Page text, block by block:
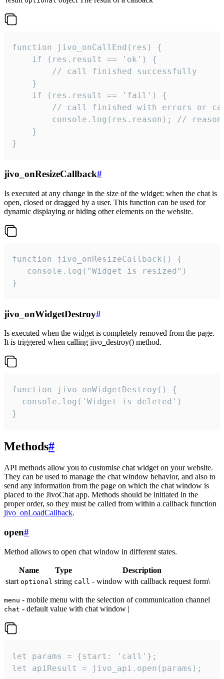
function jivo_onCallEnd(res) {
    if (res.result == 'ok') {
        // call finished successfully
    }
    if (res.result == 'fail') {
// call finished with errors or
console.log(res.reason); //
    }
}
jivo_onResizeCallback#
Is executed at any change in the size of the widget: when the chat is
open, closed or dragged by a user. This function can be used for
dynamic displaying or hiding other elements on the website.
function jivo_onResizeCallback() {
   console.log("Widget is resized")
}
jivo_onWidgetDestroy#
Is executed when the widget is completely removed from the page.
It is triggered when calling jivo_destroy() method.
function jivo_onWidgetDestroy() {
  console.log('Widget is deleted')
}
Methods#
API methods allow you to customise chat widget on your website.
They can be used to manage the chat window behavior, and also to
send any information from the page on which the chat window is
placed to the JivoChat app. Methods should be initiated in the
proper order, so they must be called from within a callback function
jivo_onLoadCallback.
open#
Method allows to open chat window in different states.
Name Type
Description
start optional string call - window with callback request form\
menu - mobile menu with the selection of communication channel
chat - default value with chat window |
let params = {start: 'call'};
let apiResult = jivo_api.open(params);